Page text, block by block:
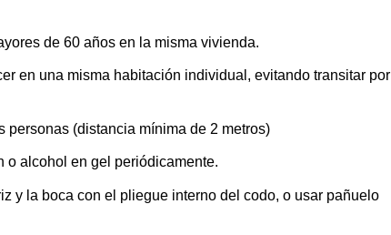
de 60 años en la misma vivienda.
en una misma habitación individual, evitando transitar por
personas (distancia mínima de 2 metros)
o alcohol en gel periódicamente.
y la boca con el pliegue interno del codo, o usar pañuelo